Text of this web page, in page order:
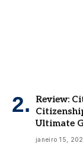
Review:
Ultimate
janeiro 15,